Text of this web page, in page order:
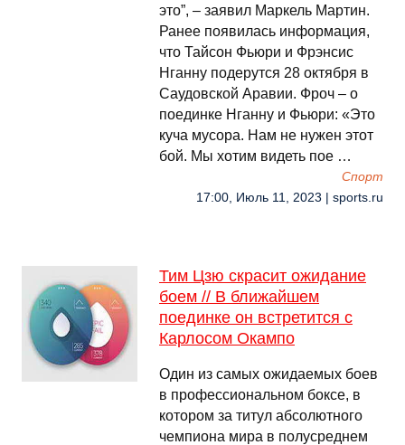
это”, – заявил Маркель Мартин.
Ранее появилась информация,
что Тайсон Фьюри и Фрэнсис
Нганну подерутся 28 октября в
Саудовской Аравии. Фроч – о
поединке Нганну и Фьюри: «Это
куча мусора. Нам не нужен этот
бой. Мы хотим видеть пое …
Спорт
17:00, Июль 11, 2023 | sports.ru
Тим Цзю скрасит ожидание
боем // В ближайшем
поединке он встретится с
Карлосом Окампо
Один из самых ожидаемых боев
в профессиональном боксе, в
котором за титул абсолютного
чемпиона мира в полусреднем